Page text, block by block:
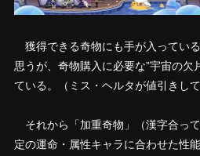
獲得できる奇物にも手が入ってい
思うが、奇物購入に必要な”宇宙の欠
ている。（ミス・ヘルタが値引きし
それから「加重奇物」（漢字合っ
定の運命・属性キャラに合わせた性